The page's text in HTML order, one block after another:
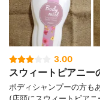
3.00
スウィートピアニー
ボディシャンプーの方も